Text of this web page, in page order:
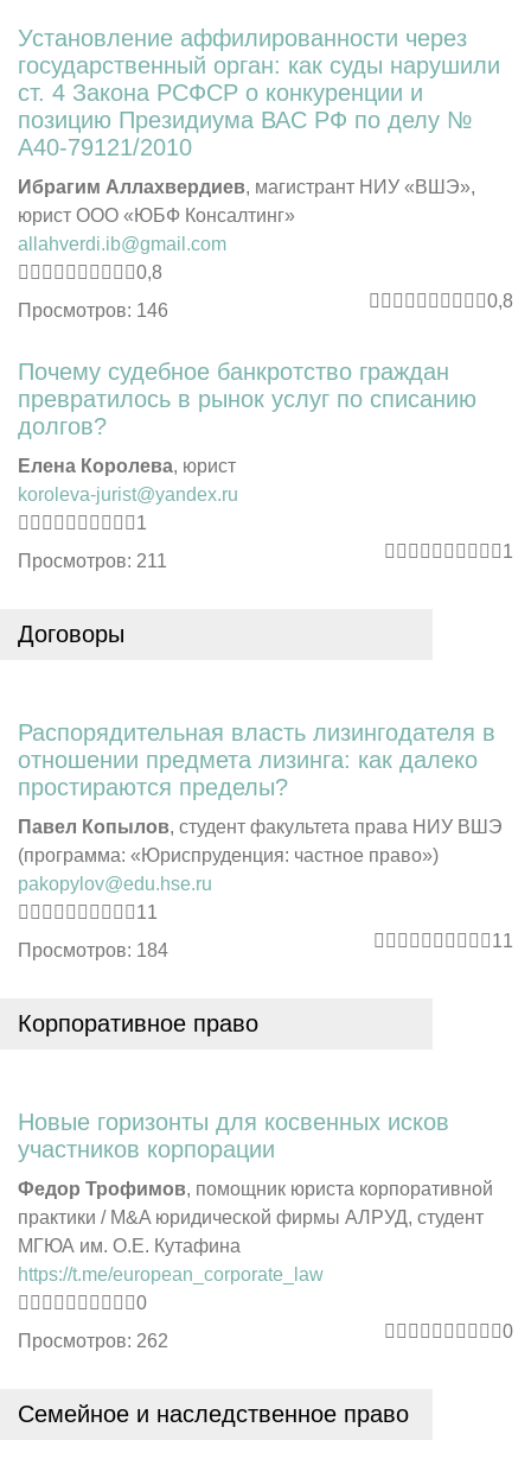
Установление аффилированности через
государственный орган: как суды нарушили
ст. 4 Закона РСФСР о конкуренции и
позицию Президиума ВАС РФ по делу №
А40-79121/2010
Ибрагим Аллахвердиев, магистрант НИУ «ВШЭ»,
юрист ООО «ЮБФ Консалтинг»
allahverdi.ib@gmail.com
0,8
Просмотров: 146
0,8
Почему судебное банкротство граждан
превратилось в рынок услуг по списанию
долгов?
Елена Королева, юрист
koroleva-jurist@yandex.ru
1
Просмотров: 211
1
Договоры
Распорядительная власть лизингодателя в
отношении предмета лизинга: как далеко
простираются пределы?
Павел Копылов, студент факультета права НИУ ВШЭ
(программа: «Юриспруденция: частное право»)
pakopylov@edu.hse.ru
11
Просмотров: 184
11
Корпоративное право
Новые горизонты для косвенных исков
участников корпорации
Федор Трофимов, помощник юриста корпоративной
практики / M&A юридической фирмы АЛРУД, студент
МГЮА им. О.Е. Кутафина
https://t.me/european_corporate_law
0
Просмотров: 262
0
Семейное и наследственное право